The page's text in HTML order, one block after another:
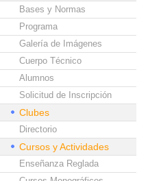
Bases y Normas
Programa
Galería de Imágenes
Cuerpo Técnico
Alumnos
Solicitud de Inscripción
Clubes
Directorio
Cursos y Actividades
Enseñanza Reglada